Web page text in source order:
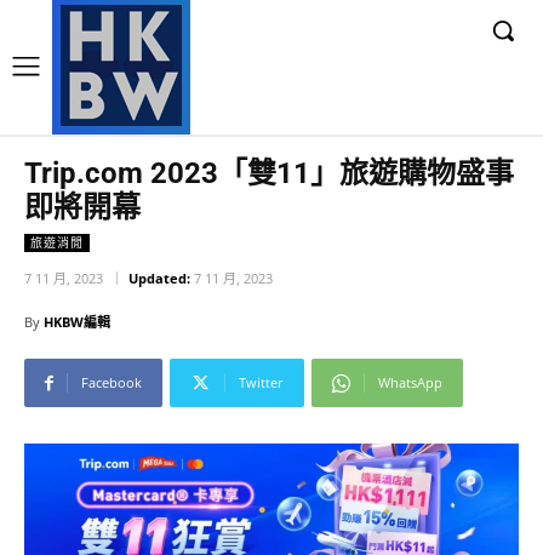
Trip.com 2023「雙11」旅遊購物盛事
即將開幕
旅遊消閒
7 11 月, 2023 Updated: 7 11 月, 2023
By HKBW編輯
Facebook Twitter WhatsApp